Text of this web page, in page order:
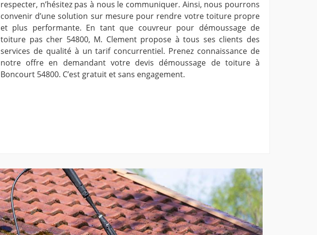
respecter, n’hésitez pas à nous le communiquer. Ainsi, nous pourrons
convenir d’une solution sur mesure pour rendre votre toiture propre
et plus performante. En tant que couvreur pour démoussage de
toiture pas cher 54800, M. Clement propose à tous ses clients des
services de qualité à un tarif concurrentiel. Prenez connaissance de
notre offre en demandant votre devis démoussage de toiture à
Boncourt 54800. C’est gratuit et sans engagement.